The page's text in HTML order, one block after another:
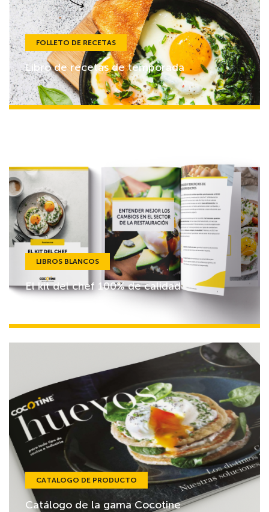
FOLLETO DE RECETAS
Libro de recetas de temporada
LIBROS BLANCOS
El kit del chef 100% de calidad
CATALOGO DE PRODUCTO
Catálogo de la gama Cocotine